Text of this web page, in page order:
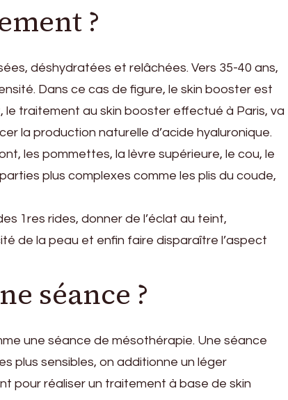
?
déshydratées et relâchées. Vers 35-40 ans,
Dans ce cas de figure, le skin booster est
traitement au skin booster effectué à Paris, va
la production naturelle d’acide hyaluronique.
les pommettes, la lèvre supérieure, le cou, le
plus complexes comme les plis du coude,
1res rides, donner de l’éclat au teint,
de la peau et enfin faire disparaître l’aspect
séance ?
une séance de mésothérapie. Une séance
plus sensibles, on additionne un léger
pour réaliser un traitement à base de skin